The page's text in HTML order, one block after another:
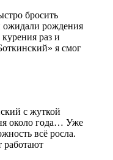
бросить
ожидали рождения
раз и
я смог
с жуткой
около года… Уже
всё росла.
работают